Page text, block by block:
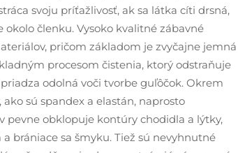
svoju príťažlivosť, ak sa látka cíti drsná,
členku. Vysoko kvalitné zábavné
pričom základom je zvyčajne jemná
procesom čistenia, ktorý odstraňuje
odolná voči tvorbe guľôčok. Okrem
sú spandex a elastán, naprosto
pevne obklopuje kontúry chodidla a lýtky,
brániace sa šmyku. Tiež sú nevyhnutné